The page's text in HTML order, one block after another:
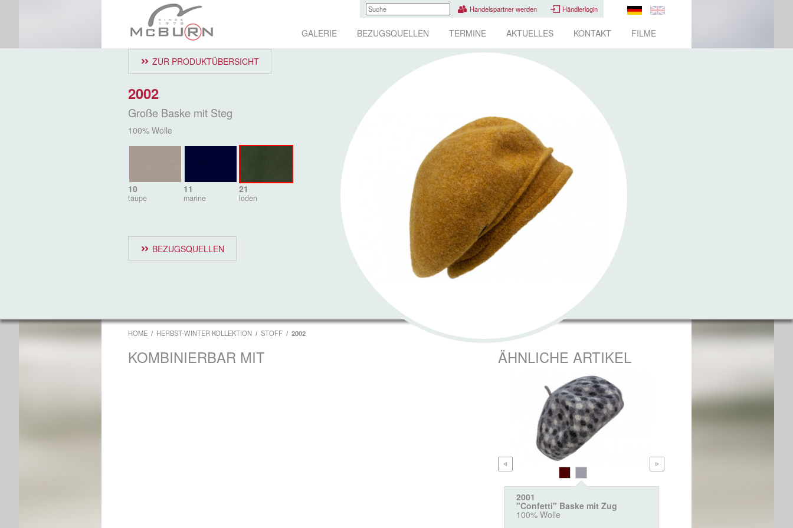
Handelspartner werden Händlerlogin
GALERIE BEZUGSQUELLEN TERMINE AKTUELLES KONTAKT FILME
ZUR PRODUKTÜBERSICHT
2002
Große Baske mit Steg
100% Wolle
10
taupe
11
marine
21
loden
BEZUGSQUELLEN
HOME HERBST-WINTER KOLLEKTION STOFF 2002
KOMBINIERBAR MIT ÄHNLICHE ARTIKEL
2001
"Confetti" Baske mit Zug
100% Wolle